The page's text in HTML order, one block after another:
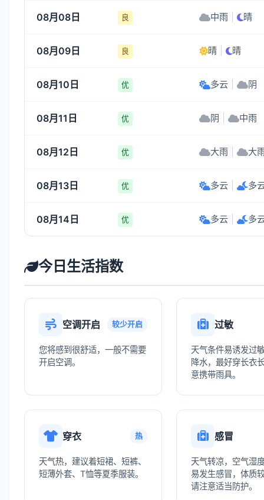
08月08日 良 中雨 晴
08月09日 良 晴 晴
08月10日 优 多云 阴
08月11日 优 阴 中雨
08月12日 优 大雨 大
08月13日 优 多云 多
08月14日 优 多云 多
今日生活指数
空调开启 较少开启
您将感到很舒适，一般不需要
开启空调。
过敏
天气条件易诱发过
降水，最好穿长衣
意携带雨具。
穿衣 热
天气热，建议着短裙、短裤、
短薄外套、T恤等夏季服装。
感冒
天气转凉，空气湿
易发生感冒，体质
请注意适当防护。